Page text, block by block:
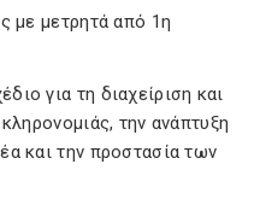
με μετρητά από 1η
για τη διαχείριση και
την ανάπτυξη
και την προστασία των